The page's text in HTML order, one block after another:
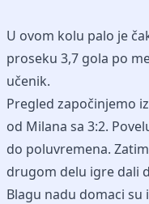
U ovom kolu palo je
proseku 3,7 gola po
učenik.
Pregled započinjemo
od Milana sa 3:2.
do poluvremena.
drugom delu igre dali
Blagu nadu domaci